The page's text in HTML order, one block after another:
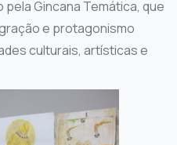
Gincana Temática, que
e protagonismo
culturais, artísticas e